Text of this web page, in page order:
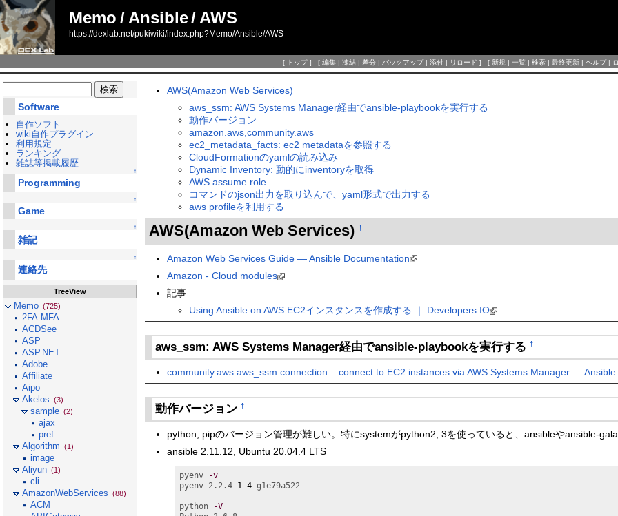
Memo / Ansible/ AWS
https://dexlab.net/pukiwiki/index.php?Memo/Ansible/AWS
[ トップ] [ 編集 | 凍結 | 差分 | バックアップ| 添付 | リロード ] [ 新規 | 一覧 | 検索 | 最終更新 | ヘルプ|
AWS(Amazon Web Services)
aws_ssm: AWS Systems Manager経由でansible-playbookを実行する
動作バージョン
amazon.aws,community.aws
ec2_metadata_facts: ec2 metadataを参照する
CloudFormationのyamlの読み込み
Dynamic Inventory: 動的にinventoryを取得
AWS assume role
コマンドのjson出力を取り込んで、yaml形式で出力する
aws profileを利用する
AWS(Amazon Web Services)†
Amazon Web Services Guide — Ansible Documentation
Amazon - Cloud modules
記事
Using Ansible on AWS EC2インスタンスを作成する ｜ Developers.IO
aws_ssm: AWS Systems Manager経由でansible-playbookを実行する †
community.aws.aws_ssm connection – connect to EC2 instances via AWS Systems Manager —
動作バージョン †
python, pipのバージョン管理が難しい。特にsystemがpython2, 3を使っていると、ansibleやansible-
ansible 2.11.12, Ubuntu 20.04.4 LTS
pyenv
-v
pyenv 2.2.4- 1 -4-g1e79a522
python
-V
Software
自作ソフト
wiki自作プラグイン
利用規定
ランキング
雑誌等掲載履歴
↑
Programming
↑
Game
↑
雑記
↑
連絡先
TreeView
Memo (725)
2FA-MFA
ACDSee
ASP
ASP.NET
Adobe
Affiliate
Aipo
Akelos (3)
sample (2)
ajax
pref
Algorithm (1)
image
Aliyun (1)
cli
AmazonWebServices (88)
ACM